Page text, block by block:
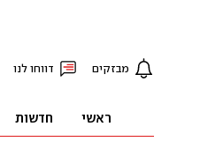
מבזקים דווחו לנו
ראשי חדשות